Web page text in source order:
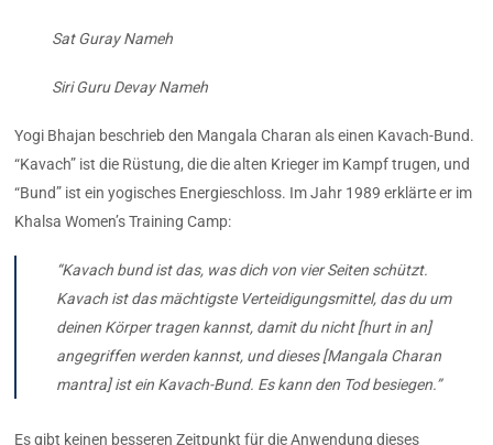
Sat Guray Nameh
Siri Guru Devay Nameh
Yogi Bhajan beschrieb den Mangala Charan als einen Kavach-Bund.
“Kavach” ist die Rüstung, die die alten Krieger im Kampf trugen, und
“Bund” ist ein yogisches Energieschloss. Im Jahr 1989 erklärte er im
Khalsa Women’s Training Camp:
“Kavach bund ist das, was dich von vier Seiten schützt.
Kavach ist das mächtigste Verteidigungsmittel, das du um
deinen Körper tragen kannst, damit du nicht [hurt in an]
angegriffen werden kannst, und dieses [Mangala Charan
mantra] ist ein Kavach-Bund. Es kann den Tod besiegen.”
Es gibt keinen besseren Zeitpunkt für die Anwendung dieses